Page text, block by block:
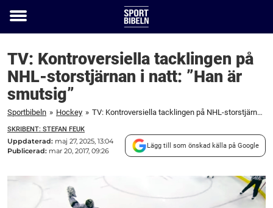
Toggle
TV: Kontroversiella tacklingen på
NHL-storstjärnan i natt: ”Han är
smutsig”
Sportbibeln » Hockey » TV: Kontroversiella tacklingen på NHL-storstjärnan i natt: "Han är smutsig"
SKRIBENT: STEFAN FEUK
Uppdaterad: maj 27, 2025, 13:04
Publicerad: mar 20, 2017, 09:26
Lägg till som önskad källa på Google